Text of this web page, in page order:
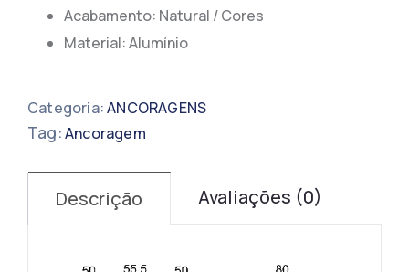
Acabamento: Natural / Cores
Material: Alumínio
Categoria:ANCORAGENS
Tag:Ancoragem
Descrição Avaliações (0)